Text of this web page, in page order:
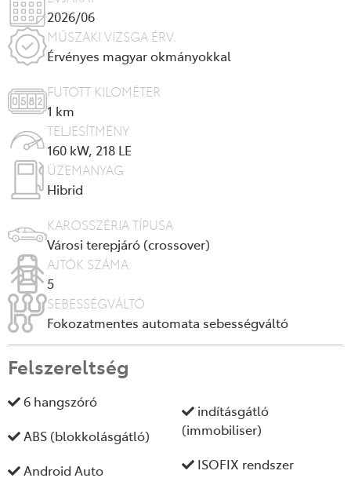
2026/06
MŰSZAKI VIZSGA ÉRV.
Érvényes magyar okmányokkal
FUTOTT KILOMÉTER
1 km
TELJESÍTMÉNY
160 kW, 218 LE
ÜZEMANYAG
Hibrid
KAROSSZÉRIA TÍPUSA
Városi terepjáró (crossover)
AJTÓK SZÁMA
5
SEBESSÉGVÁLTÓ
Fokozatmentes automata sebességváltó
Felszereltség
6 hangszóró
ABS (blokkolásgátló)
Android Auto
indításgátló
(immobiliser)
ISOFIX rendszer